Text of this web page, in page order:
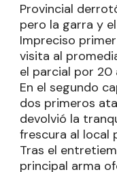
Provincial
pero la garra y
Impreciso
visita al
el parcial por 20
En el segundo
dos primeros
devolvió la
frescura al local
Tras el
principal arma